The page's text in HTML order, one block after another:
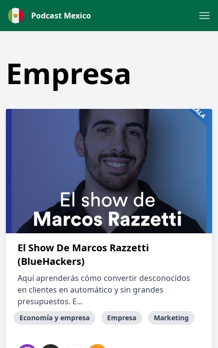
Podcast Mexico
Empresa
El Show De Marcos Razzetti
(BlueHackers)
Aquí aprenderás cómo convertir desconocidos
en clientes en automático y sin grandes
presupuestos. E...
Economía y empresa Empresa Marketing